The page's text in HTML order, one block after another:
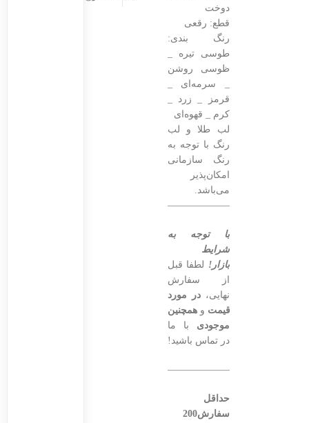
دوخت
قطع: رقعی
رنگ بندی:
طوسی تیره _
ظوسی روشن
_ سرمه‌ای _
قرمز _ زرد _
کرم _ قهوه‌ای
لب طلا و لب
رنگ با توجه به
رنگ سازمانی
امکان‌پذیر
می‌باشد.
———————————————–
با توجه به
شرایط
بازار! لطفا قبل
از سفارش
نهایی،در مورد
قیمت وهمچنین
موجودی با ما
در تماس باشید!
———————————————–
حداقل
سفارش200